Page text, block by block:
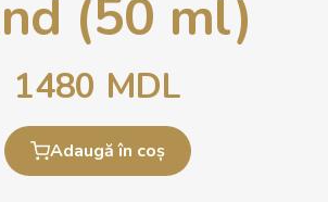
(50 ml)
1480 MDL
Adaugă în coș